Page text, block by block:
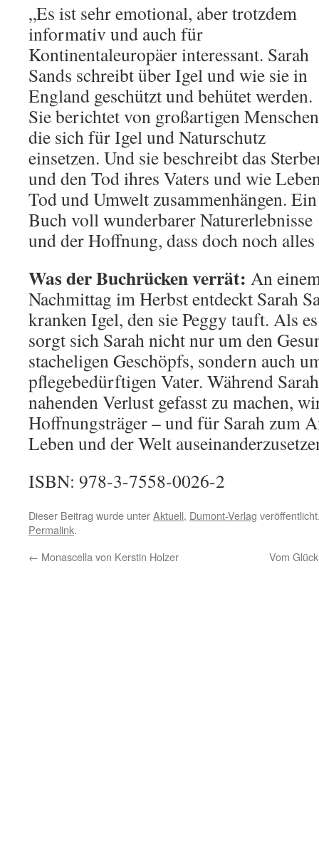
„Es ist sehr emotional, aber trotzdem
informativ und auch für
Kontinentaleuropäer interessant. Sarah
Sands schreibt über Igel und wie sie in
England geschützt und behütet werden.
Sie berichtet von großartigen
die sich für Igel und Naturschutz
einsetzen. Und sie beschreibt das
und den Tod ihres Vaters und wie
Tod und Umwelt zusammenhängen. Ein
Buch voll wunderbarer Naturerlebnisse
und der Hoffnung, dass doch noch
Was der Buchrücken verrät: An
Nachmittag im Herbst entdeckt Sarah
kranken Igel, den sie Peggy tauft. Als
sorgt sich Sarah nicht nur um den
stacheligen Geschöpfs, sondern auch
pflegebedürftigen Vater. Während
nahenden Verlust gefasst zu machen,
Hoffnungsträger – und für Sarah zum
Leben und der Welt
ISBN: 978-3-7558-0026-2
Dieser Beitrag wurde unterAktuell, Dumont-Verlag
Permalink.
← Monascella von Kerstin Holzer Vom